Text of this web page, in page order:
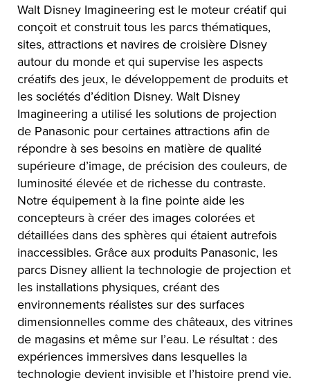
Walt Disney Imagineering est le moteur créatif qui
conçoit et construit tous les parcs thématiques,
sites, attractions et navires de croisière Disney
autour du monde et qui supervise les aspects
créatifs des jeux, le développement de produits et
les sociétés d’édition Disney. Walt Disney
Imagineering a utilisé les solutions de projection
de Panasonic pour certaines attractions afin de
répondre à ses besoins en matière de qualité
supérieure d’image, de précision des couleurs, de
luminosité élevée et de richesse du contraste.
Notre équipement à la fine pointe aide les
concepteurs à créer des images colorées et
détaillées dans des sphères qui étaient autrefois
inaccessibles. Grâce aux produits Panasonic, les
parcs Disney allient la technologie de projection et
les installations physiques, créant des
environnements réalistes sur des surfaces
dimensionnelles comme des châteaux, des vitrines
de magasins et même sur l’eau. Le résultat : des
expériences immersives dans lesquelles la
technologie devient invisible et l’histoire prend vie.